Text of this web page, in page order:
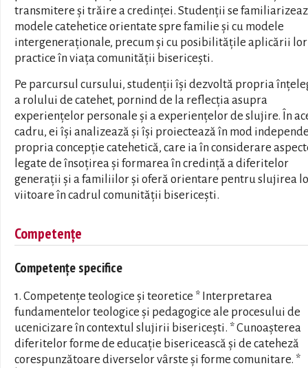
transmitere și trăire a credinței. Studenții se
modele catehetice orientate spre familie și cu modele
intergeneraționale, precum și cu posibilitățile aplicării lor
practice în viața comunității bisericești.
Pe parcursul cursului, studenții își dezvoltă propria
a rolului de catehet, pornind de la reflecția asupra
experiențelor personale și a experiențelor de slujire. În
cadru, ei își analizează și își proiectează în mod
propria concepție catehetică, care ia în considerare
legate de însoțirea și formarea în credință a diferitelor
generații și a familiilor și oferă orientare pentru slujirea
viitoare în cadrul comunității bisericești.
Competențe
Competențe specifice
1. Competențe teologice și teoretice * Interpretarea
fundamentelor teologice și pedagogice ale procesului de
ucenicizare în contextul slujirii bisericești. * Cunoașterea
diferitelor forme de educație bisericească și de cateheză
corespunzătoare diverselor vârste și forme comunitare. *